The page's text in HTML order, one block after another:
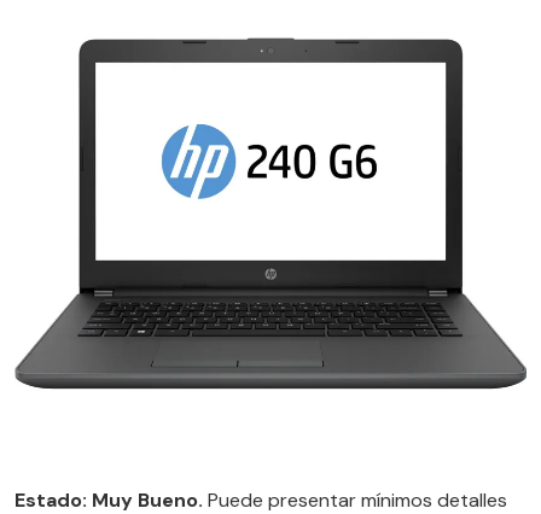
Estado: Muy Bueno. Puede presentar mínimos detalles